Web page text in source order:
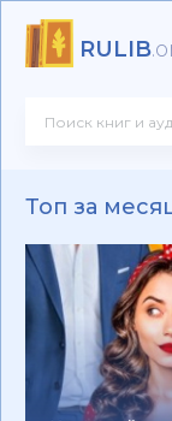
RULIB
Топ за